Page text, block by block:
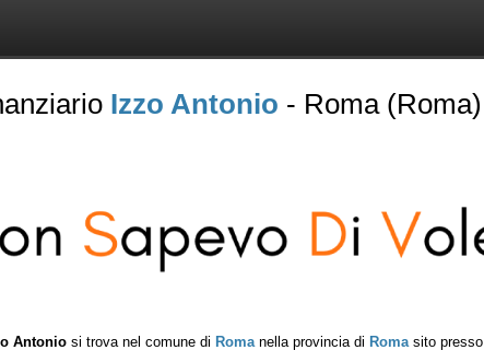
Izzo Antonio - Roma (Roma)
Antonio si trova nel comune di Roma nella provincia di Roma sito presso